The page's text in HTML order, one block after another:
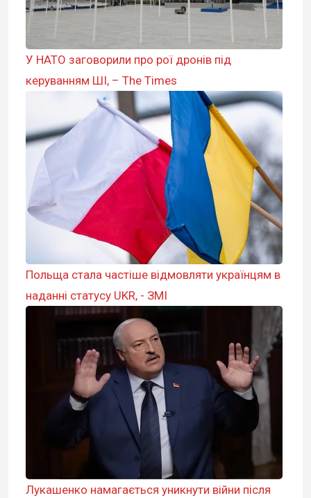
У НАТО заговорили про рої дронів під
керуванням ШІ, – The Times
Польща стала частіше відмовляти українцям в
наданні статусу UKR, - ЗМІ
Лукашенко намагається уникнути війни після